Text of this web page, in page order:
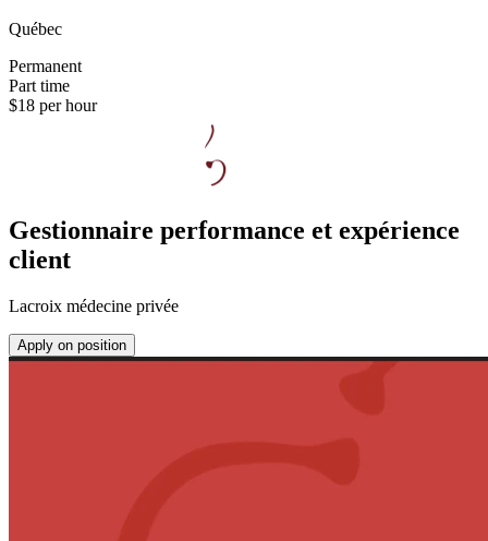
Québec
Permanent
Part time
$18 per hour
Gestionnaire performance et expérience
client
Lacroix médecine privée
Apply on position